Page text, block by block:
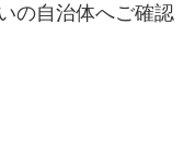
の自治体へご確認